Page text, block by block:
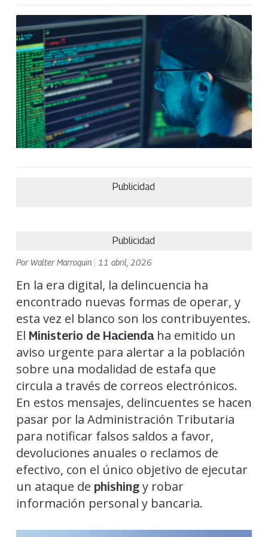
Publicidad
Publicidad
Por Walter Marroquin 11 abril, 2026
En la era digital, la delincuencia ha
encontrado nuevas formas de operar, y
esta vez el blanco son los contribuyentes.
El Ministerio de Haciendaha emitido un
aviso urgente para alertar a la población
sobre una modalidad de estafa que
circula a través de correos electrónicos.
En estos mensajes, delincuentes se hacen
pasar por la Administración Tributaria
para notificar falsos saldos a favor,
devoluciones anuales o reclamos de
efectivo, con el único objetivo de ejecutar
un ataque de phishingy robar
información personal y bancaria.